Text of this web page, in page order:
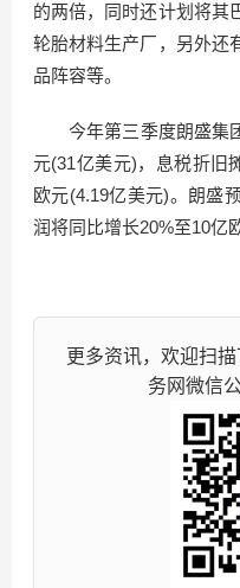
的两倍，同时还计划将其
轮胎材料生产厂，另外还
品阵容等。
今年第三季度朗盛集团
元(31亿美元)，息税折旧
欧元(4.19亿美元)。朗盛
润将同比增长20%至10亿
更多资讯，欢迎扫
务网微信